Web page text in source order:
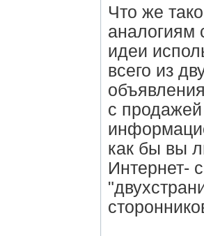
Что же
аналогиям
идеи
всего из
с
как бы вы
Интернет-